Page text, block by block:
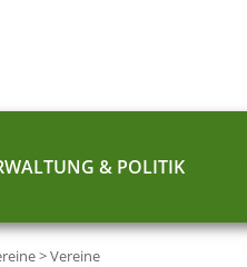
& POLITIK
>Vereine